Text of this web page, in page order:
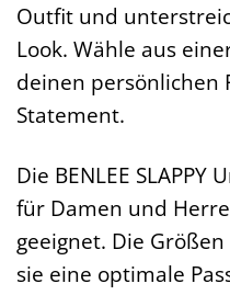
Outfit und
Look. Wähle aus
deinen persönlichen
Statement.
Die BENLEE
für Damen und
geeignet. Die
sie eine optimale